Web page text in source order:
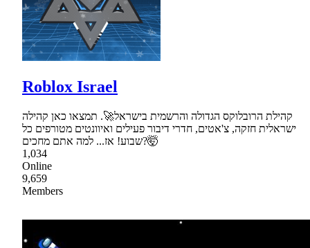
Roblox Israel
קהילת הרובלוקס הגדולה והרשמית בישראל🚀. תמצאו כאן קהילה
ישראלית חזקה, צ'אטים, חדרי דיבור פעילים ואיוונטים מטורפים כל
שבוע! אז... למה אתם מחכים?🤯
1,034
Online
9,659
Members